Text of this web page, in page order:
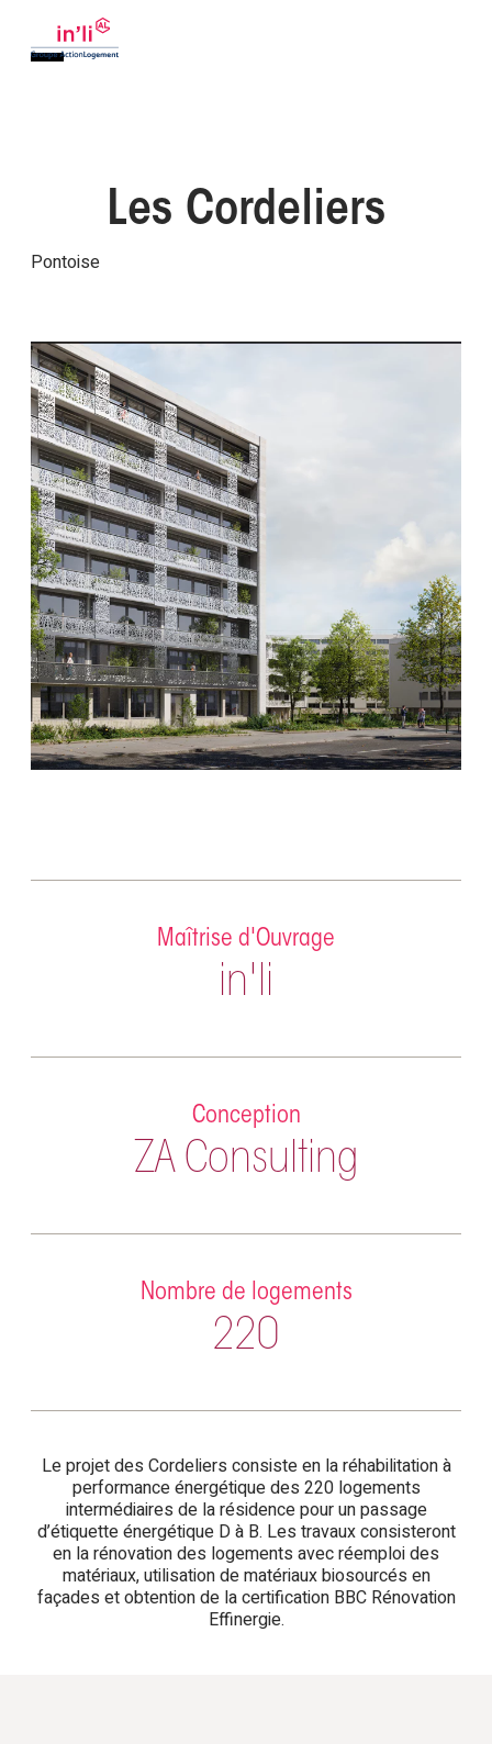
Les Cordeliers
Pontoise
Maîtrise d'Ouvrage
in'li
Conception
ZA Consulting
Nombre de logements
220
Le projet des Cordeliers consiste en la réhabilitation à
performance énergétique des 220 logements
intermédiaires de la résidence pour un passage
d’étiquette énergétique D à B. Les travaux consisteront
en la rénovation des logements avec réemploi des
matériaux, utilisation de matériaux biosourcés en
façades et obtention de la certification BBC Rénovation
Effinergie.